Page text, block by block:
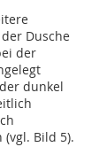
Dusche
der
dunkel
Bild 5).